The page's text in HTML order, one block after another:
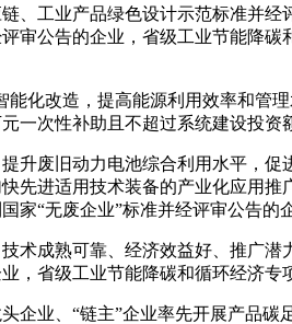
、工业产品绿色设计示范标准并
审公告的企业，省级工业节能降
改造，提高能源利用效率和管
一次性补助且不超过系统建设投资
废旧动力电池综合利用水平，促
先进适用技术装备的产业化应用
“无废企业”标准并经评审公告的
成熟可靠、经济效益好、推广潜
省级工业节能降碳和循环经济专
业、“链主”企业率先开展产品碳